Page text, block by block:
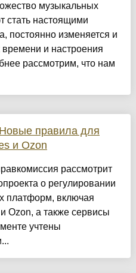
музыкальных
стать настоящими
постоянно изменяется и
и настроения
рассмотрим, что нам
правила для
и Ozon
рассмотрит
о регулировании
платформ, включая
Ozon, а также сервисы
учтены